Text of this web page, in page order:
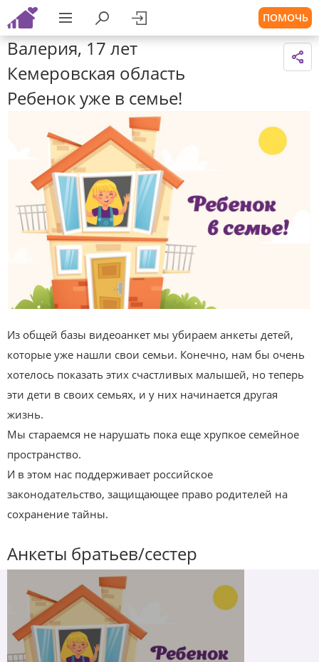
ПОМОЧЬ
Валерия, 17 лет
Кемеровская область
Ребенок уже в семье!
Из общей базы видеоанкет мы убираем анкеты детей,
которые уже нашли свои семьи. Конечно, нам бы очень
хотелось показать этих счастливых малышей, но теперь
эти дети в своих семьях, и у них начинается другая
жизнь.
Мы стараемся не нарушать пока еще хрупкое семейное
пространство.
И в этом нас поддерживает российское
законодательство, защищающее право родителей на
сохранение тайны.
Анкеты братьев/сестер